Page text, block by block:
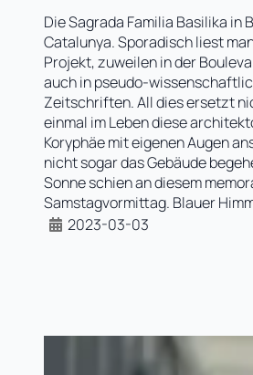
Die Sagrada Familia Basilika in
Catalunya. Sporadisch liest
Projekt, zuweilen in der
auch in pseudo-
Zeitschriften. All dies ersetzt
einmal im Leben diese
Koryphäe mit eigenen Augen
nicht sogar das Gebäude
Sonne schien an diesem
Samstagvormittag. Blauer
2023-03-03